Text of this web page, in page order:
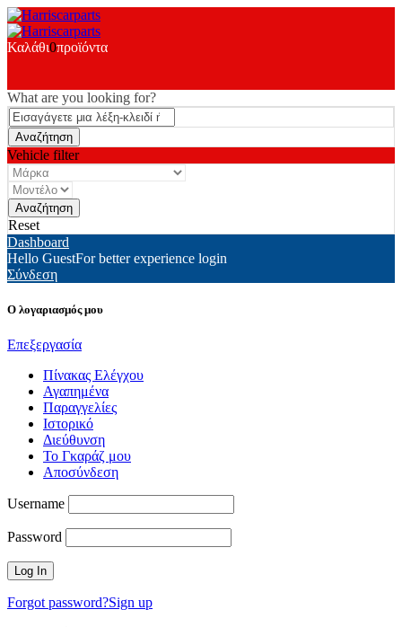
Καλάθι0προϊόντα
What are you looking for?
Vehicle filter
Reset
Dashboard
Hello GuestFor better experience login
Σύνδεση
Ο λογαριασμός μου
Επεξεργασία
Πίνακας Ελέγχου
Αγαπημένα
Παραγγελίες
Ιστορικό
Διεύθυνση
Το Γκαράζ μου
Αποσύνδεση
Username
Password
Forgot password?Sign up